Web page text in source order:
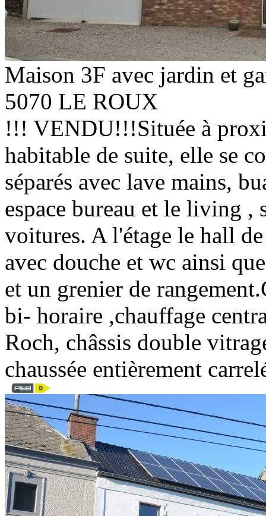
Maison 3F avec jardin et
5070 LE ROUX
!!! VENDU!!!Située à
habitable de suite, elle se
séparés avec lave mains,
espace bureau et le living ,
voitures. A l'étage le hall
avec douche et wc ainsi
et un grenier de
bi- horaire ,chauffage
Roch, châssis double
chaussée entièrement